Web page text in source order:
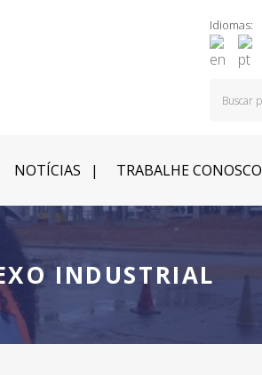
Idiomas:
NOTÍCIAS TRABALHE CONOSCO
INDUSTRIAL